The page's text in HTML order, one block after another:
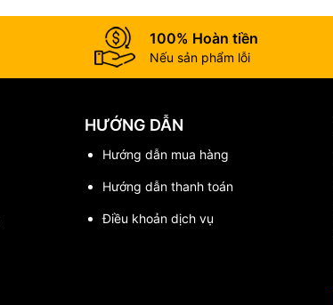
100% Hoàn tiền
Nếu sản phẩm lỗi
HƯỚNG DẪN
Hướng dẫn mua hàng
Hướng dẫn thanh toán
Điều khoản dịch vụ